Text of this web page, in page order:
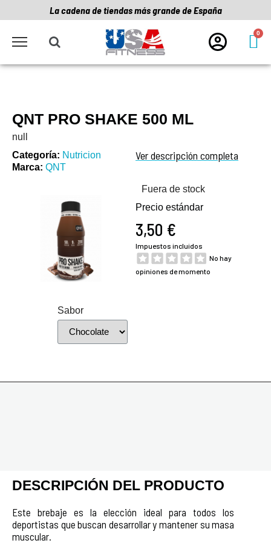
La cadena de tiendas más grande de España
QNT PRO SHAKE 500 ML
null
Categoría
Nutricion
Marca QNT
Ver descripción completa
Fuera de stock
Precio estándar
3,50 €
Impuestos incluidos
No hay
opiniones de momento
Sabor
DESCRIPCIÓN DEL PRODUCTO
Este brebaje es la elección ideal para todos los
deportistas que buscan desarrollar y mantener su masa
muscular.